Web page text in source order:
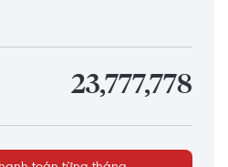
23,777,778